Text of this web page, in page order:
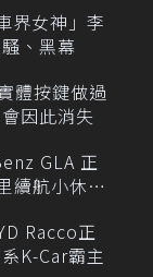
界女神」李
、黑幕
體按鍵做過
因此消失
GLA 正
續航小休
Racco正
K-Car霸主